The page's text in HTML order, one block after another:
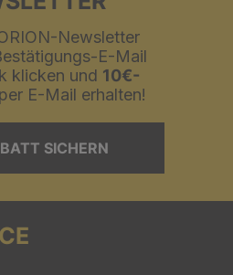
Newsletter
E-Mail
klicken und 10€-
per E-Mail erhalten!
SICHERN